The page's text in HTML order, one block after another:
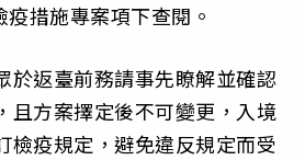
措施專案項下查閱。
於返臺前務請事先瞭解並確認
且方案擇定後不可變更，入境
檢疫規定，避免違反規定而受